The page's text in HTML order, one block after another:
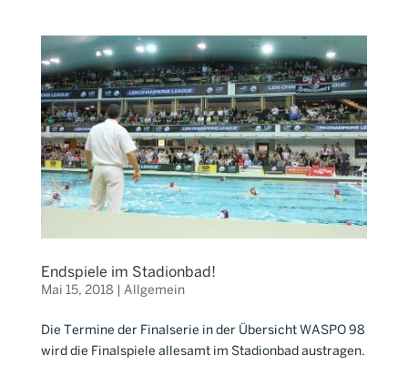
Endspiele im Stadionbad!
Mai 15, 2018 Allgemein
Die Termine der Finalserie in der Übersicht WASPO 98
wird die Finalspiele allesamt im Stadionbad austragen.